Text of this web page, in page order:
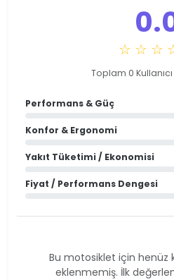
☆ ☆ ☆
Toplam 0
Performans & Güç
Konfor & Ergonomi
Yakıt Tüketimi / Ekonomisi
Fiyat / Performans Dengesi
Bu motosiklet için henüz
eklenmemiş. İlk